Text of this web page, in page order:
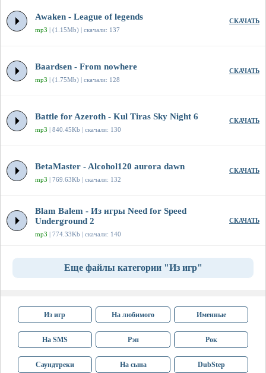
Awaken - League of legends
mp3 | (1.15Mb) | скачали: 137
СКАЧАТЬ
Baardsen - From nowhere
mp3 | (1.75Mb) | скачали: 128
СКАЧАТЬ
Battle for Azeroth - Kul Tiras Sky Night 6
mp3 | 840.45Kb | скачали: 130
СКАЧАТЬ
BetaMaster - Alcohol120 aurora dawn
mp3 | 769.63Kb | скачали: 132
СКАЧАТЬ
Blam Balem - Из игры Need for Speed
Underground 2
mp3 | 774.33Kb | скачали: 140
СКАЧАТЬ
Еще файлы категории "Из игр"
Из игр На любимого Именные
На SMS Рэп Рок
Саундтреки На сына DubStep